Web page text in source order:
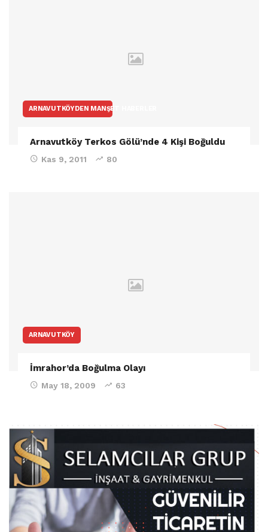
ARNAVUTKÖYDEN MANŞET HABERLER
Arnavutköy Terkos Gölü’nde 4 Kişi Boğuldu
Kas 9, 2011 80
ARNAVUTKÖY
İmrahor’da Boğulma Olayı
May 18, 2009 63